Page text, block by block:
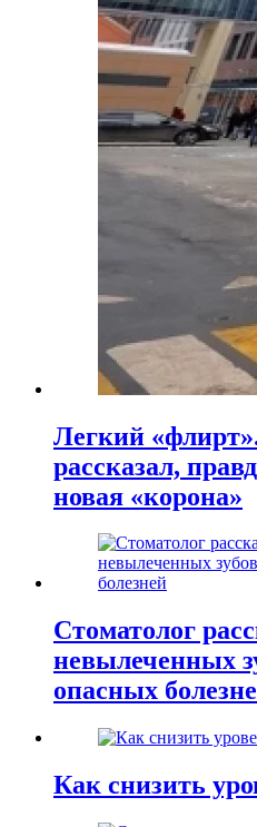
Легкий
рассказал,
новая «корона»
Стоматолог
невылеченных
опасных
Как снизить